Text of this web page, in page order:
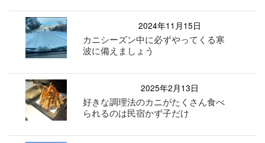
2024年11月15日
カニシーズン中に必ずやってくる寒
波に備えましょう
2025年2月13日
好きな調理法のカニがたくさん食べ
られるのは民宿かず子だけ